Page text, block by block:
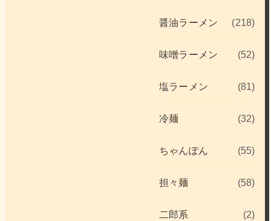
醤油ラーメン (218)
味噌ラーメン (52)
塩ラーメン (81)
冷麺 (32)
ちゃんぽん (55)
担々麺 (58)
二郎系 (2)